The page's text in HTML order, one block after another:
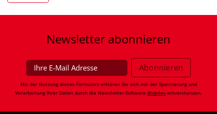
Newsletter abonnieren
Mit der Nutzung dieses Formulars erklären Sie sich mit der Speicherung und
Verarbeitung Ihrer Daten durch die Newsletter-Software dodeley einverstanden.